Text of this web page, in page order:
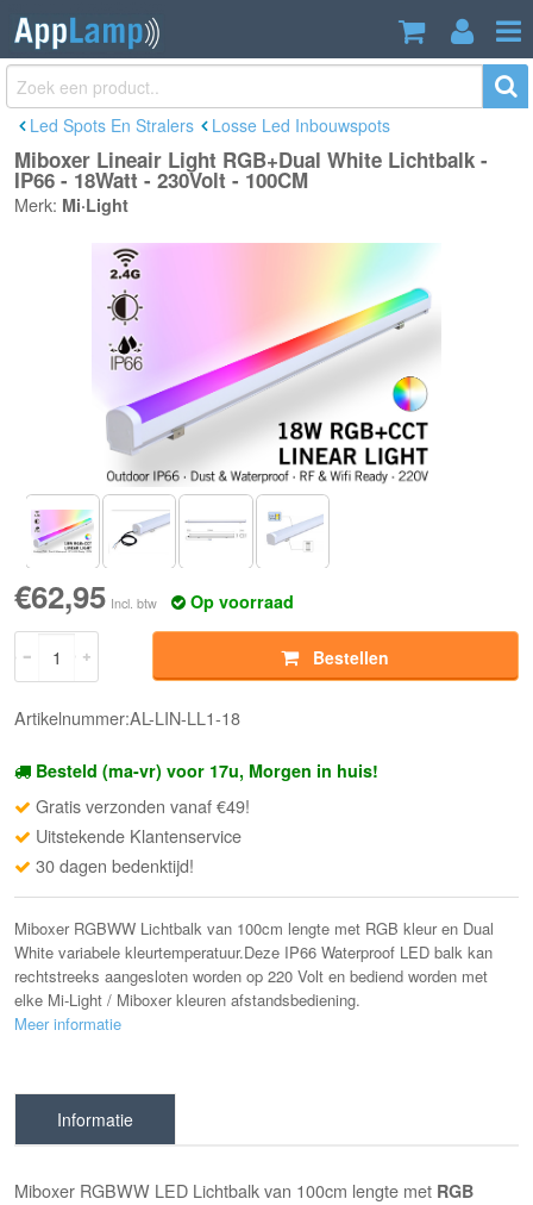
Miboxer Lineair Light RGB+Dual White
Lichtbalk - IP66 - 18Watt - 230Volt -
100CM
€62,95
Led Spots En Stralers Losse Led Inbouwspots
Miboxer Lineair Light RGB+Dual White Lichtbalk -
IP66 - 18Watt - 230Volt - 100CM
Merk: Mi·Light
€62,95 Incl. btw Op voorraad
Bestellen
Artikelnummer:AL-LIN-LL1-18
Besteld (ma-vr) voor 17u, Morgen in huis!
Gratis verzonden vanaf €49!
Uitstekende Klantenservice
30 dagen bedenktijd!
Miboxer RGBWW Lichtbalk van 100cm lengte met RGB kleur en Dual
White variabele kleurtemperatuur.Deze IP66 Waterproof LED balk kan
rechtstreeks aangesloten worden op 220 Volt en bediend worden met
elke Mi-Light / Miboxer kleuren afstandsbediening.
Meer informatie
Informatie
Miboxer RGBWW LED Lichtbalk van 100cm lengte met RGB